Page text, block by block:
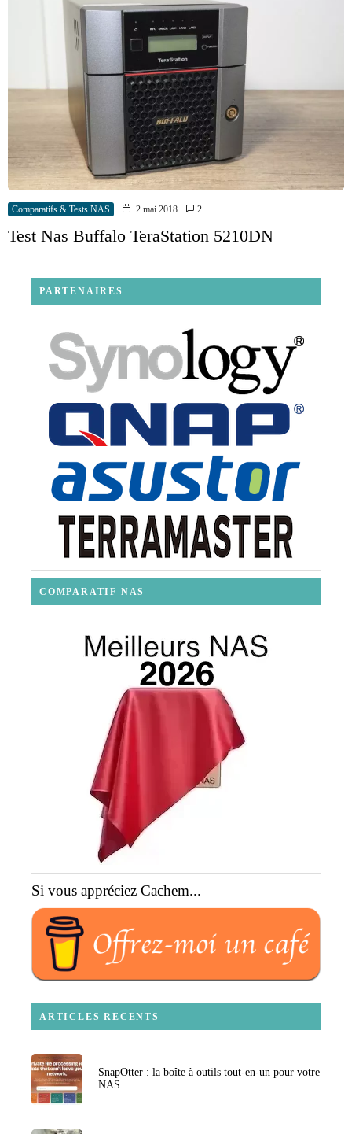
Comparatifs & Tests NAS 2 mai 2018 2
Test Nas Buffalo TeraStation 5210DN
PARTENAIRES
COMPARATIF NAS
Si vous appréciez Cachem...
ARTICLES RECENTS
SnapOtter : la boîte à outils tout-en-un pour votre
NAS